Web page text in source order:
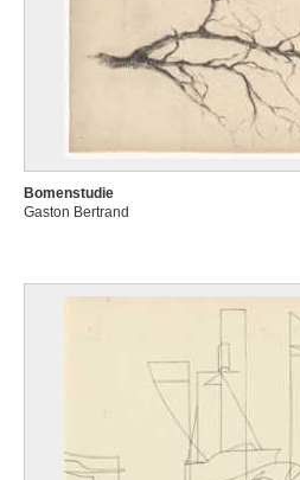
Bomenstudie
Gaston Bertrand